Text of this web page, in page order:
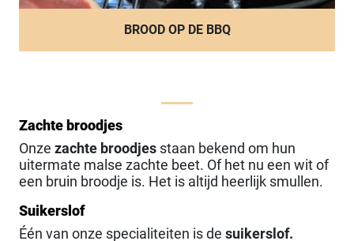
BROOD OP DE BBQ
Zachte broodjes
Onze zachte broodjes staan bekend om hun
uitermate malse zachte beet. Of het nu een wit of
een bruin broodje is. Het is altijd heerlijk smullen.
Suikerslof
Één van onze specialiteiten is de suikerslof.